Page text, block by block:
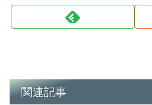
関連記事